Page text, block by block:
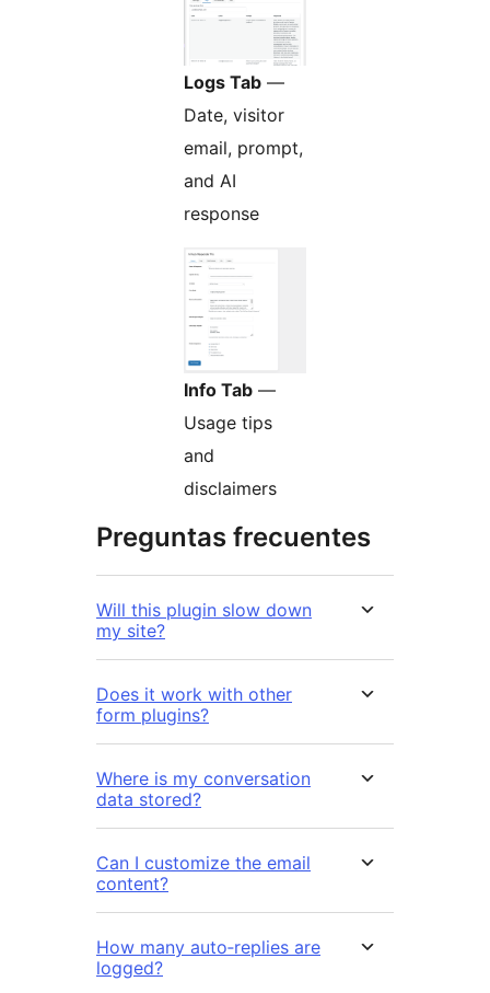
Logs Tab —
Date, visitor
email, prompt,
and AI
response
Info Tab —
Usage tips
and
disclaimers
Preguntas frecuentes
Will this plugin slow down
my site?
Does it work with other
form plugins?
Where is my conversation
data stored?
Can I customize the email
content?
How many auto‑replies are
logged?